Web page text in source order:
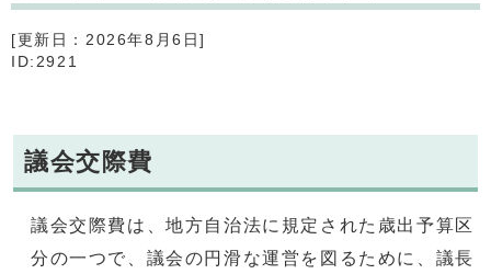
[更新日：2026年8月6日]
ID:2921
議会交際費
議会交際費は、地方自治法に規定された歳出予算区
分の一つで、議会の円滑な運営を図るために、議長